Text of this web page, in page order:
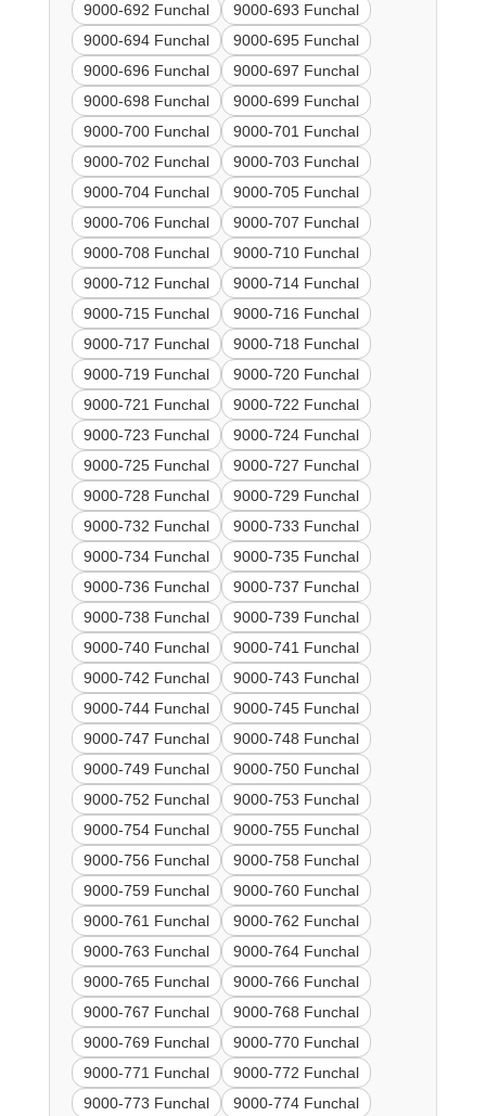
9000-692 Funchal
9000-693 Funchal
9000-694 Funchal
9000-695 Funchal
9000-696 Funchal
9000-697 Funchal
9000-698 Funchal
9000-699 Funchal
9000-700 Funchal
9000-701 Funchal
9000-702 Funchal
9000-703 Funchal
9000-704 Funchal
9000-705 Funchal
9000-706 Funchal
9000-707 Funchal
9000-708 Funchal
9000-710 Funchal
9000-712 Funchal
9000-714 Funchal
9000-715 Funchal
9000-716 Funchal
9000-717 Funchal
9000-718 Funchal
9000-719 Funchal
9000-720 Funchal
9000-721 Funchal
9000-722 Funchal
9000-723 Funchal
9000-724 Funchal
9000-725 Funchal
9000-727 Funchal
9000-728 Funchal
9000-729 Funchal
9000-732 Funchal
9000-733 Funchal
9000-734 Funchal
9000-735 Funchal
9000-736 Funchal
9000-737 Funchal
9000-738 Funchal
9000-739 Funchal
9000-740 Funchal
9000-741 Funchal
9000-742 Funchal
9000-743 Funchal
9000-744 Funchal
9000-745 Funchal
9000-747 Funchal
9000-748 Funchal
9000-749 Funchal
9000-750 Funchal
9000-752 Funchal
9000-753 Funchal
9000-754 Funchal
9000-755 Funchal
9000-756 Funchal
9000-758 Funchal
9000-759 Funchal
9000-760 Funchal
9000-761 Funchal
9000-762 Funchal
9000-763 Funchal
9000-764 Funchal
9000-765 Funchal
9000-766 Funchal
9000-767 Funchal
9000-768 Funchal
9000-769 Funchal
9000-770 Funchal
9000-771 Funchal
9000-772 Funchal
9000-773 Funchal
9000-774 Funchal